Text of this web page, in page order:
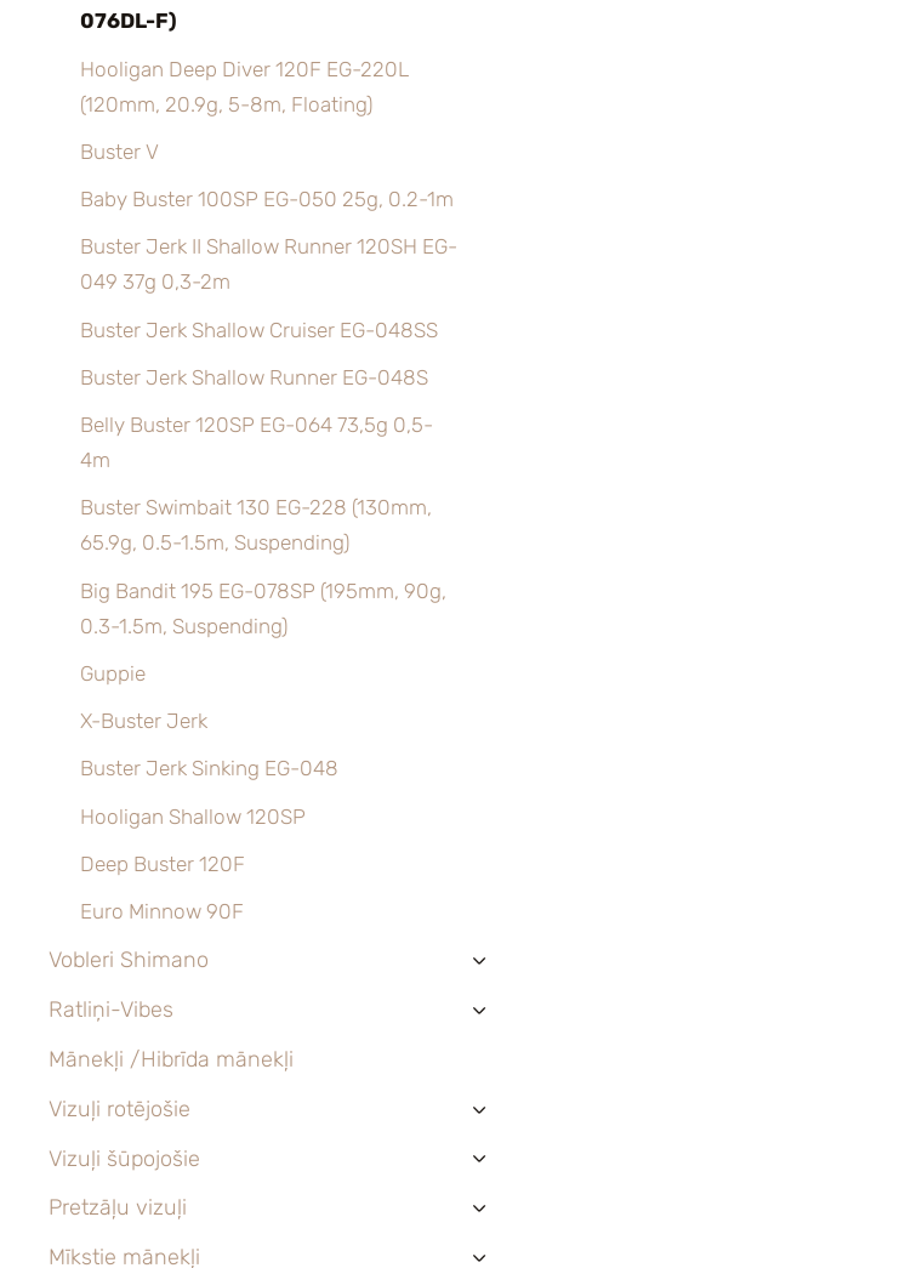
076DL-F)
Hooligan Deep Diver 120F EG-220L
(120mm, 20.9g, 5-8m, Floating)
Buster V
Baby Buster 100SP EG-050 25g, 0.2-1m
Buster Jerk II Shallow Runner 120SH EG-
049 37g 0,3-2m
Buster Jerk Shallow Cruiser EG-048SS
Buster Jerk Shallow Runner EG-048S
Belly Buster 120SP EG-064 73,5g 0,5-
4m
Buster Swimbait 130 EG-228 (130mm,
65.9g, 0.5-1.5m, Suspending)
Big Bandit 195 EG-078SP (195mm, 90g,
0.3-1.5m, Suspending)
Guppie
X-Buster Jerk
Buster Jerk Sinking EG-048
Hooligan Shallow 120SP
Deep Buster 120F
Euro Minnow 90F
Vobleri Shimano ›
Ratliņi-Vibes ›
Mānekļi /Hibrīda mānekļi
Vizuļi rotējošie
›
Vizuļi šūpojošie ›
Pretzāļu vizuļi ›
Mīkstie mānekļi ›